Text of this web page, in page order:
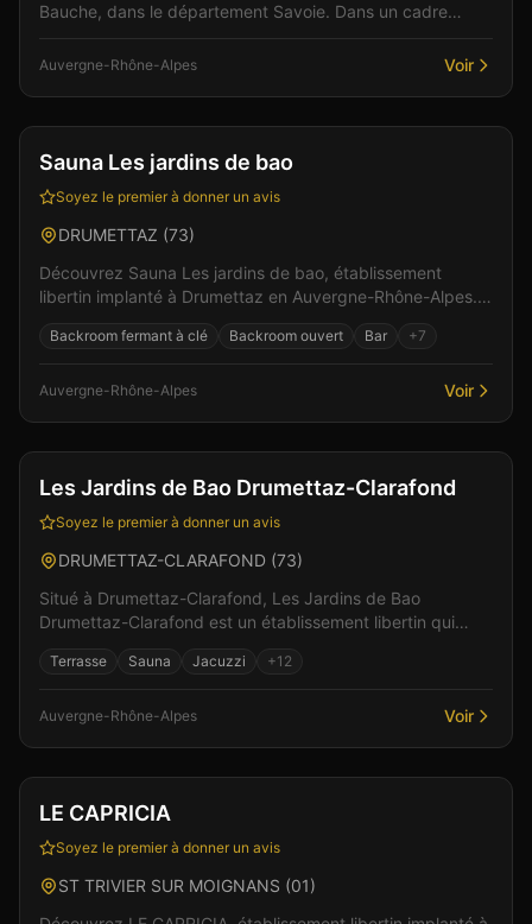
Bauche, dans le département Savoie. Dans un cadre
Auvergne-Rhône-Alpes Voir
Club Sauna +4
Sauna Les jardins de bao
Soyez le premier à donner un avis
DRUMETTAZ (73)
Découvrez Sauna Les jardins de bao, établissement
libertin implanté à Drumettaz en Auvergne-Rhône-Alpes.
Backroom fermant à clé Backroom ouvert Bar +7
Auvergne-Rhône-Alpes Voir
Bar Club +6
Les Jardins de Bao Drumettaz-Clarafond
Soyez le premier à donner un avis
DRUMETTAZ-CLARAFOND (73)
Situé à Drumettaz-Clarafond, Les Jardins de Bao
Drumettaz-Clarafond est un établissement libertin qui
équipe...
Terrasse Sauna Jacuzzi +12
Auvergne-Rhône-Alpes Voir
Club Sauna +1
LE CAPRICIA
Soyez le premier à donner un avis
ST TRIVIER SUR MOIGNANS (01)